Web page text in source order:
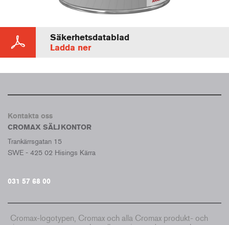
Säkerhetsdatablad
Ladda ner
Kontakta oss
CROMAX SÄLJKONTOR
Trankärrsgatan 15
SWE - 425 02 Hisings Kärra
031 57 68 00
Cromax-logotypen, Cromax och alla Cromax produkt- och